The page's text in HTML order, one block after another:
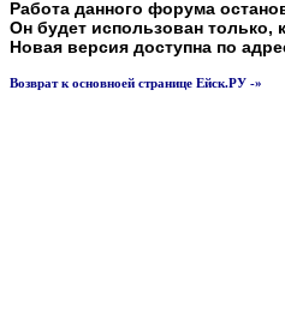
Работа данного форума
Он будет использован только,
Новая версия доступна по
Возврат к основноей странице Ейск.РУ -»